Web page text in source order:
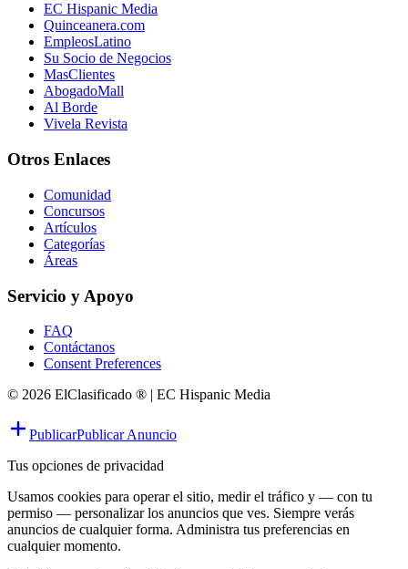
EC Hispanic Media
Quinceanera.com
EmpleosLatino
Su Socio de Negocios
MasClientes
AbogadoMall
Al Borde
Vivela Revista
Otros Enlaces
Comunidad
Concursos
Artículos
Categorías
Áreas
Servicio y Apoyo
FAQ
Contáctanos
Consent Preferences
© 2026 ElClasificado ® | EC Hispanic Media
PublicarPublicar Anuncio
Tus opciones de privacidad
Usamos cookies para operar el sitio, medir el tráfico y — con tu
permiso — personalizar los anuncios que ves. Siempre verás
anuncios de cualquier forma. Administra tus preferencias en
cualquier momento.